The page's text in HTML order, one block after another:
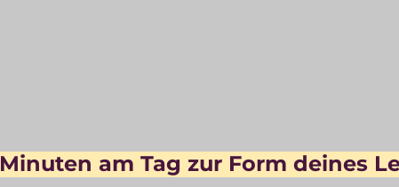
Minuten am Tag zur Form deines